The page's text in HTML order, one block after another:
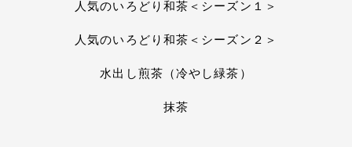
人気のいろどり和茶＜シーズン１＞
人気のいろどり和茶＜シーズン２＞
水出し煎茶（冷やし緑茶）
抹茶